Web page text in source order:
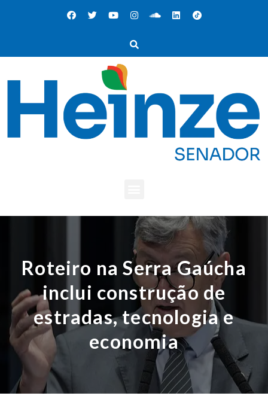
Roteiro na Serra Gaúcha
inclui construção de
estradas, tecnologia e
economia